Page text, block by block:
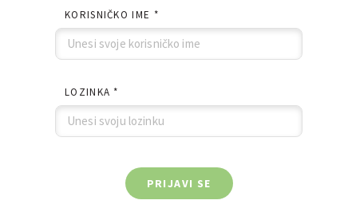
KORISNIČKO IME *
LOZINKA *
PRIJAVI SE